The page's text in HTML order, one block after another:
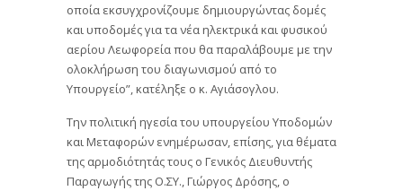
οποία εκσυγχρονίζουμε δημιουργώντας δομές
και υποδομές για τα νέα ηλεκτρικά και φυσικού
αερίου Λεωφορεία που θα παραλάβουμε με την
ολοκλήρωση του διαγωνισμού από το
Υπουργείο”, κατέληξε ο κ. Αγιάσογλου.
Την πολιτική ηγεσία του υπουργείου Υποδομών
και Μεταφορών ενημέρωσαν, επίσης, για θέματα
της αρμοδιότητάς τους ο Γενικός Διευθυντής
Παραγωγής της Ο.ΣΥ., Γιώργος Δρόσης, ο